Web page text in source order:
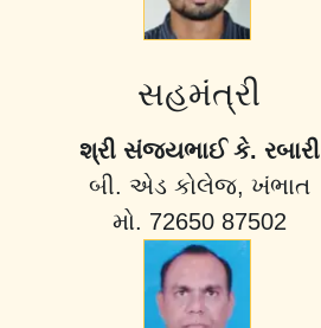
સહમંત્રી
શ્રી સંજયભાઈ કે. રબારી
બી. એડ કોલેજ, ખંભાત
મો. 72650 87502